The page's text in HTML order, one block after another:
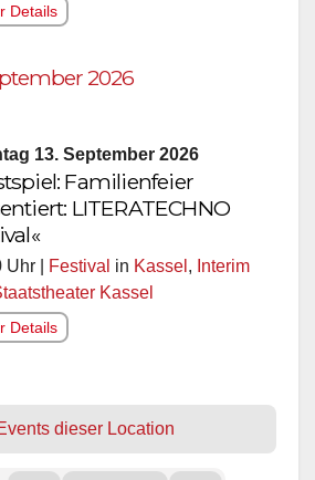
Details
2026
13. September 2026
Familienfeier
LITERATECHNO
Uhr | Festival in Kassel , Interim
Kassel
Details
dieser Location